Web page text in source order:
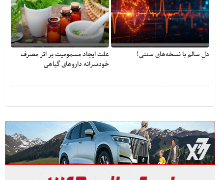
دلِ سالم با نسخه‌های سنتی!
علت ایجاد مسمومیت بر اثر مصرف
خودسرانه داروهای گیاهی